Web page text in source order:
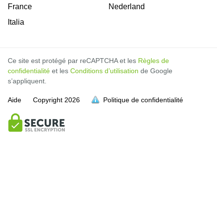
France
Italia
Nederland
Ce site est protégé par reCAPTCHA et les Règles de
confidentialité et les Conditions d’utilisation de Google
s’appliquent.
Aide Copyright 2026 Politique de confidentialité